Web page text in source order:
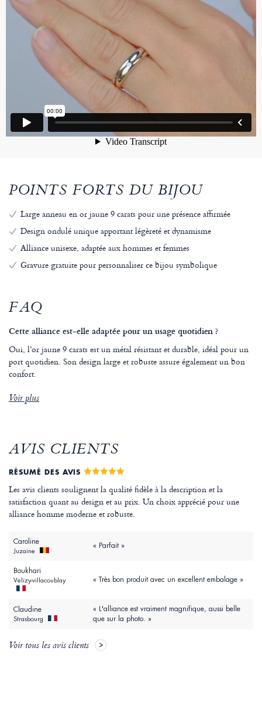
POINTS FORTS DU BIJOU
Large anneau en or jaune 9 carats pour une présence affirmée
Design ondulé unique apportant légèreté et dynamisme
Alliance unisexe, adaptée aux hommes et femmes
Gravure gratuite pour personnaliser ce bijou symbolique
FAQ
Cette alliance est-elle adaptée pour un usage quotidien ?
Oui, l’or jaune 9 carats est un métal résistant et durable, idéal pour un
port quotidien. Son design large et robuste assure également un bon
confort.
Voir plus
AVIS CLIENTS
RÉSUMÉ DES AVIS
Les avis clients soulignent la qualité fidèle à la description et la
satisfaction quant au design et au prix. Un choix apprécié pour une
alliance homme moderne et robuste.
Caroline
Juzaine
« Parfait »
Boukhari
Velizy-villacoublay « Très bon produit avec un excellent embalage »
Claudine
Strasbourg
« L'alliance est vraiment magnifique, aussi belle
que sur la photo. »
Voir tous les avis clients